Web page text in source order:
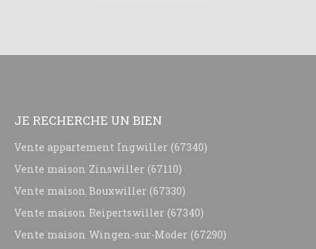
JE RECHERCHE UN BIEN
Vente appartement Ingwiller (67340)
Vente maison Zinswiller (67110)
Vente maison Bouxwiller (67330)
Vente maison Reipertswiller (67340)
Vente maison Wingen-sur-Moder (67290)